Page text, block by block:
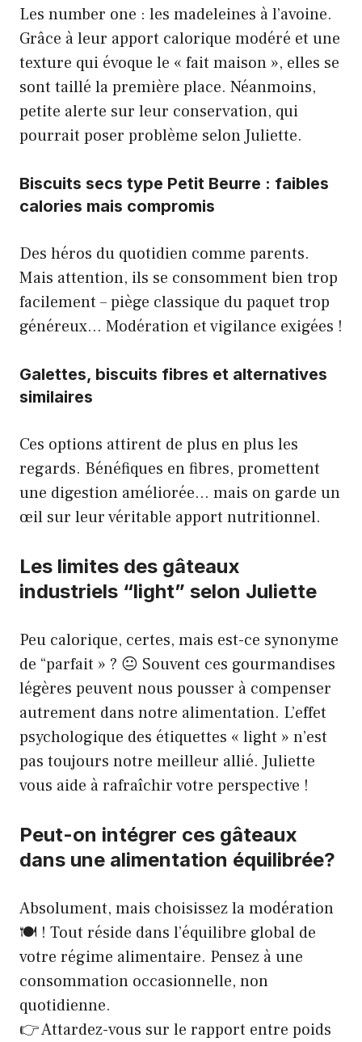
Les number one : les madeleines à l’avoine.
Grâce à leur apport calorique modéré et une
texture qui évoque le « fait maison », elles se
sont taillé la première place. Néanmoins,
petite alerte sur leur conservation, qui
pourrait poser problème selon Juliette.
Biscuits secs type Petit Beurre : faibles
calories mais compromis
Des héros du quotidien comme parents.
Mais attention, ils se consomment bien trop
facilement – piège classique du paquet trop
généreux… Modération et vigilance exigées !
Galettes, biscuits fibres et alternatives
similaires
Ces options attirent de plus en plus les
regards. Bénéfiques en fibres, promettent
une digestion améliorée… mais on garde un
œil sur leur véritable apport nutritionnel.
Les limites des gâteaux
industriels “light” selon Juliette
Peu calorique, certes, mais est-ce synonyme
de “parfait » ? 😐 Souvent ces gourmandises
légères peuvent nous pousser à compenser
autrement dans notre alimentation. L’effet
psychologique des étiquettes « light » n’est
pas toujours notre meilleur allié. Juliette
vous aide à rafraîchir votre perspective !
Peut-on intégrer ces gâteaux
dans une alimentation équilibrée?
Absolument, mais choisissez la modération
🍽️ ! Tout réside dans l’équilibre global de
votre régime alimentaire. Pensez à une
consommation occasionnelle, non
quotidienne.
👉 Attardez-vous sur le rapport entre poids